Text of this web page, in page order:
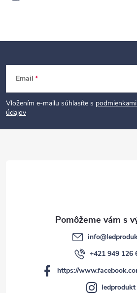
t
Email
Vložením e-mailu súhlasíte s
údajov
info@
+421 949 126
https://
ledprodukt